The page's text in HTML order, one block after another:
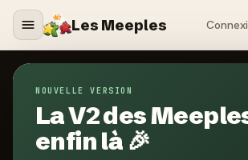
Les Meeples
NOUVELLE VERSION
La V2 des
enfin là 🎉
Jeux/Dragons of Etchinstone